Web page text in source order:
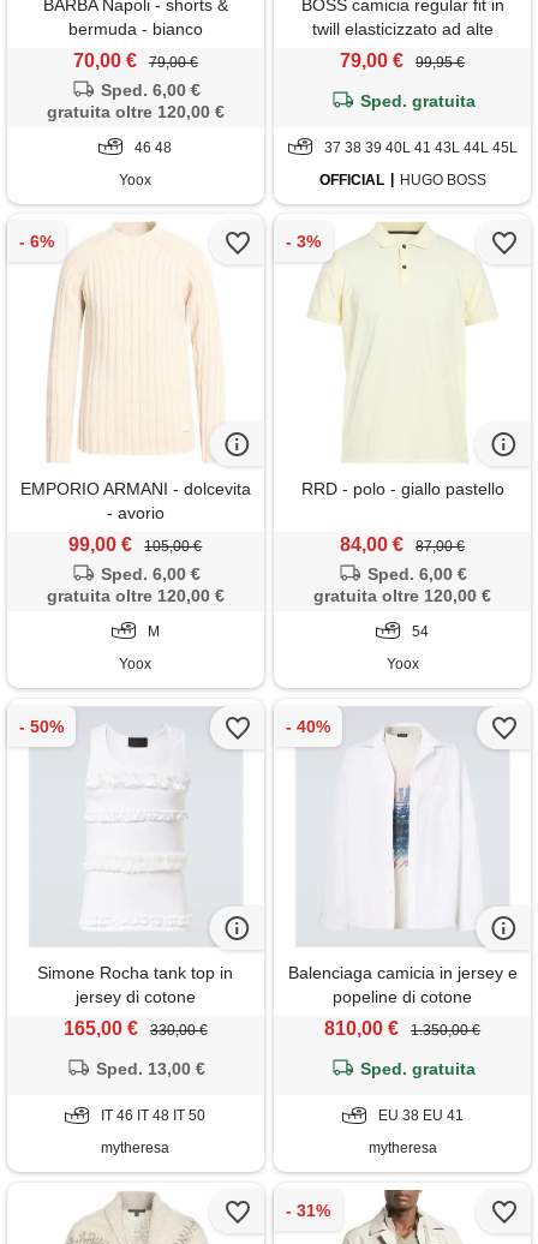
BARBA Napoli - shorts &
bermuda - bianco
70,00 € 79,00 €
Sped. 6,00 €
gratuita oltre 120,00 €
46 48
Yoox
BOSS camicia regular fit in
twill elasticizzato ad alte
prestazioni, bianco
79,00 € 99,95 €
Sped. gratuita
37 38 39 40L 41 43L 44L 45L
OFFICIAL
HUGO BOSS
EMPORIO ARMANI - dolcevita
- avorio
99,00 € 105,00 €
Sped. 6,00 €
gratuita oltre 120,00 €
M
Yoox
RRD - polo - giallo pastello
84,00 € 87,00 €
Sped. 6,00 €
gratuita oltre 120,00 €
54
Yoox
Simone Rocha tank top in
jersey di cotone
165,00 € 330,00 €
Sped. 13,00 €
IT 46 IT 48 IT 50
mytheresa
Balenciaga camicia in jersey e
popeline di cotone
810,00 € 1.350,00 €
Sped. gratuita
EU 38 EU 41
mytheresa